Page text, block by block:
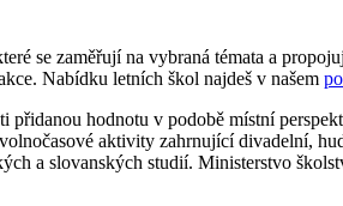
se zaměřují na vybraná témata a
Nabídku letních škol najdeš v našem
hodnotu v podobě místní
aktivity zahrnující divadelní,
a slovanských studií. Ministerstvo